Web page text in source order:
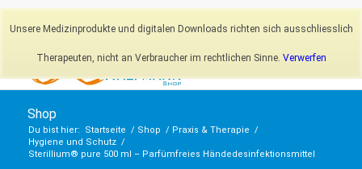
Unsere Medizinprodukte und digitalen Downloads richten sich ausschliesslich
Therapeuten, nicht an Verbraucher im rechtlichen Sinne. Verwerfen
Newsletter Mein Konto
Shop
Du bist hier: Startseite / Shop / Praxis & Therapie /
Hygiene und Schutz /
Sterillium® pure 500 ml – Parfümfreies Händedesinfektionsmittel